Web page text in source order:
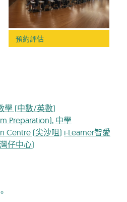
預約評估
學 (中數/英數)
Preparation), 中學
Centre (尖沙咀) i-Learner智愛
仔中心)